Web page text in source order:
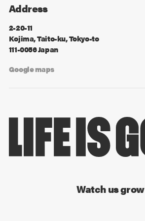
Address
2-20-11
Kojima, Taito-ku, Tokyo-to
111-0056 Japan
Google maps
Watch us grow